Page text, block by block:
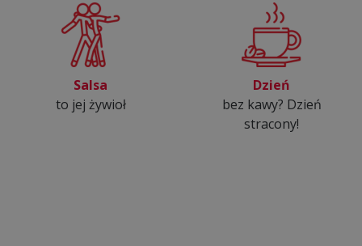
Salsa
to jej żywioł
Dzień
bez kawy? Dzień
stracony!